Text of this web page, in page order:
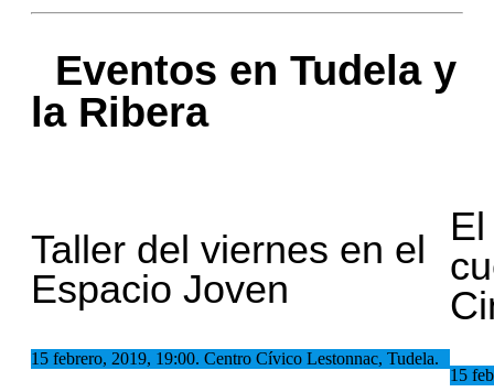
Eventos en Tudela y
la Ribera
Taller del viernes en el
Espacio Joven
15 febrero, 2019, 19:00. Centro Cívico Lestonnac, Tudela.
15